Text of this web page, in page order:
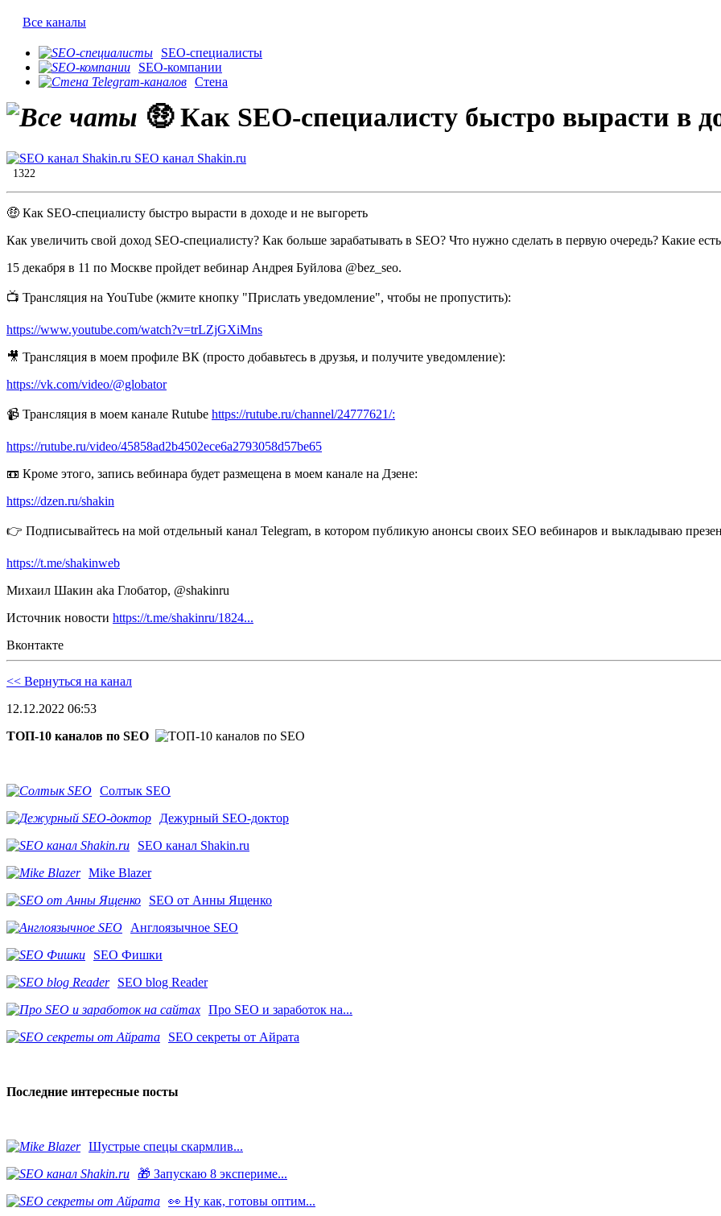
Все каналы
SEO-специалисты
SEO-компании
Стена
🤑 Как SEO-специалисту быстро вырасти в
SEO канал Shakin.ru
1322
🤑 Как SEO-специалисту быстро вырасти в доходе и не выгореть
Как увеличить свой доход SEO-специалисту? Как больше зарабатывать в SEO? Что нужно сделать в первую очередь? Какие
15 декабря в 11 по Москве пройдет вебинар Андрея Буйлова @bez_seo.
📺 Трансляция на YouTube (жмите кнопку "Прислать уведомление", чтобы не пропустить):
https://www.youtube.com/watch?v=trLZjGXiMns
🎥 Трансляция в моем профиле ВК (просто добавьтесь в друзья, и получите уведомление):
https://vk.com/video/@globator
📹 Трансляция в моем канале Rutube https://rutube.ru/channel/24777621/:
https://rutube.ru/video/45858ad2b4502ece6a2793058d57be65
📼 Кроме этого, запись вебинара будет размещена в моем канале на Дзене:
https://dzen.ru/shakin
👉 Подписывайтесь на мой отдельный канал Telegram, в котором публикую анонсы своих SEO вебинаров и выкладываю
https://t.me/shakinweb
Михаил Шакин aka Глобатор, @shakinru
Источник новости https://t.me/shakinru/1824...
Вконтакте
<< Вернуться на канал
12.12.2022 06:53
ТОП-10 каналов по SEO
Солтык SEO
Дежурный SEO-доктор
SEO канал Shakin.ru
Mike Blazer
SEO от Анны Ященко
Англоязычное SEO
SEO Фишки
SEO blog Reader
Про SEO и заработок на...
SEO секреты от Айрата
Последние интересные посты
Шустрые спецы скармлив...
🎁 Запускаю 8 экспериме...
👀 Ну как, готовы оптим...